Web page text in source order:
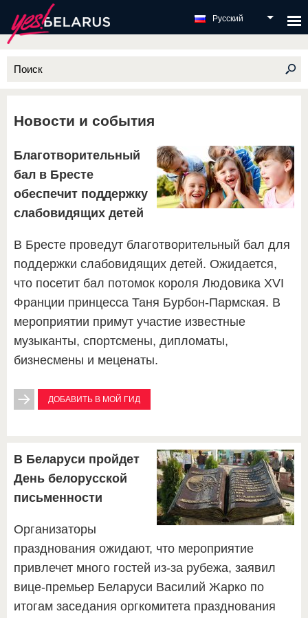
Русский
Новости и события
Благотворительный
бал в Бресте
обеспечит поддержку
слабовидящих детей
В Бресте проведут благотворительный бал для
поддержки слабовидящих детей. Ожидается,
что посетит бал потомок короля Людовика XVI
Франции принцесса Таня Бурбон-Пармская. В
мероприятии примут участие известные
музыканты, спортсмены, дипломаты,
бизнесмены и меценаты.
ДОБАВИТЬ В МОЙ ГИД
В Беларуси пройдет
День белорусской
письменности
Организаторы
празднования ожидают, что мероприятие
привлечет много гостей из-за рубежа, заявил
вице-премьер Беларуси Василий Жарко по
итогам заседания оргкомитета празднования